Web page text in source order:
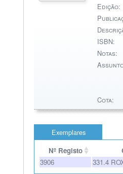
Edição:
ISBN:
Notas:
Cota:
Exemplares
Nº Registo
3906
331.4